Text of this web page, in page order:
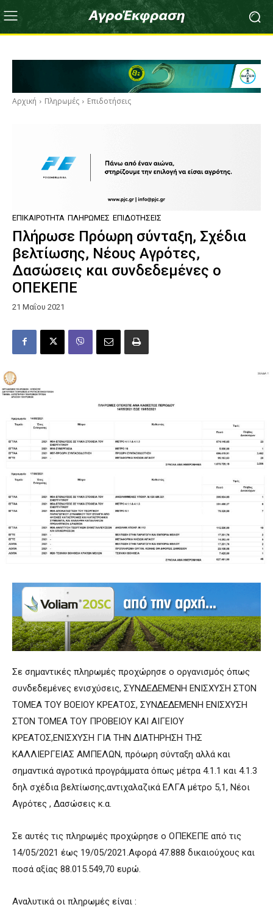
Αρχική Πληρωμές Επιδοτήσεις
ΕΠΙΚΑΙΡΌΤΗΤΑ ΠΛΗΡΩΜΈΣ ΕΠΙΔΟΤΉΣΕΙΣ
Πλήρωσε Πρόωρη σύνταξη, Σχέδια
βελτίωσης, Νέους Αγρότες,
Δασώσεις και συνδεδεμένες ο
ΟΠΕΚΕΠΕ
21 Μαΐου 2021
Σε σημαντικές πληρωμές προχώρησε ο οργανισμός όπως
συνδεδεμένες ενισχύσεις, ΣΥΝΔΕΔΕΜΕΝΗ ΕΝΙΣΧΥΣΗ ΣΤΟΝ
ΤΟΜΕΑ ΤΟΥ ΒΟΕΙΟΥ ΚΡΕΑΤΟΣ, ΣΥΝΔΕΔΕΜΕΝΗ ΕΝΙΣΧΥΣΗ
ΣΤΟΝ ΤΟΜΕΑ ΤΟΥ ΠΡΟΒΕΙΟΥ ΚΑΙ ΑΙΓΕΙΟΥ
ΚΡΕΑΤΟΣ,ΕΝΙΣΧΥΣΗ ΓΙΑ ΤΗΝ ΔΙΑΤΗΡΗΣΗ ΤΗΣ
ΚΑΛΛΙΕΡΓΕΙΑΣ ΑΜΠΕΛΩΝ, πρόωρη σύνταξη αλλά και
σημαντικά αγροτικά προγράμματα όπως μέτρα 4.1.1 και 4.1.3
δηλ σχέδια βελτίωσης,αντιχαλαζικά ΕΛΓΑ μέτρο 5,1, Νέοι
Αγρότες , Δασώσεις κ.α.
Σε αυτές τις πληρωμές προχώρησε ο ΟΠΕΚΕΠΕ από τις
14/05/2021 έως 19/05/2021.Αφορά 47.888 δικαιούχους και
ποσά αξίας 88.015.549,70 ευρώ.
Αναλυτικά οι πληρωμές είναι :